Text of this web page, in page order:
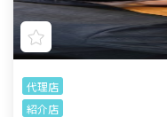
代理店
紹介店